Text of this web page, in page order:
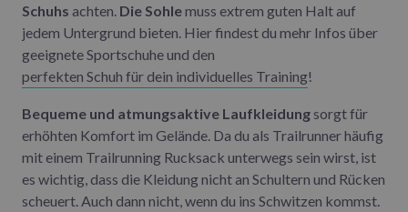
Schuhs achten. Die Sohlemuss extrem guten Halt auf
jedem Untergrund bieten. Hier findest du mehr Infos über
geeignete Sportschuhe und den
perfekten Schuh für dein individuelles Training!
Bequeme und atmungsaktive Laufkleidung sorgt für
erhöhten Komfort im Gelände. Da du als Trailrunner häufig
mit einem Trailrunning Rucksack unterwegs sein wirst, ist
es wichtig, dass die Kleidung nicht an Schultern und Rücken
scheuert. Auch dann nicht, wenn du ins Schwitzen kommst.